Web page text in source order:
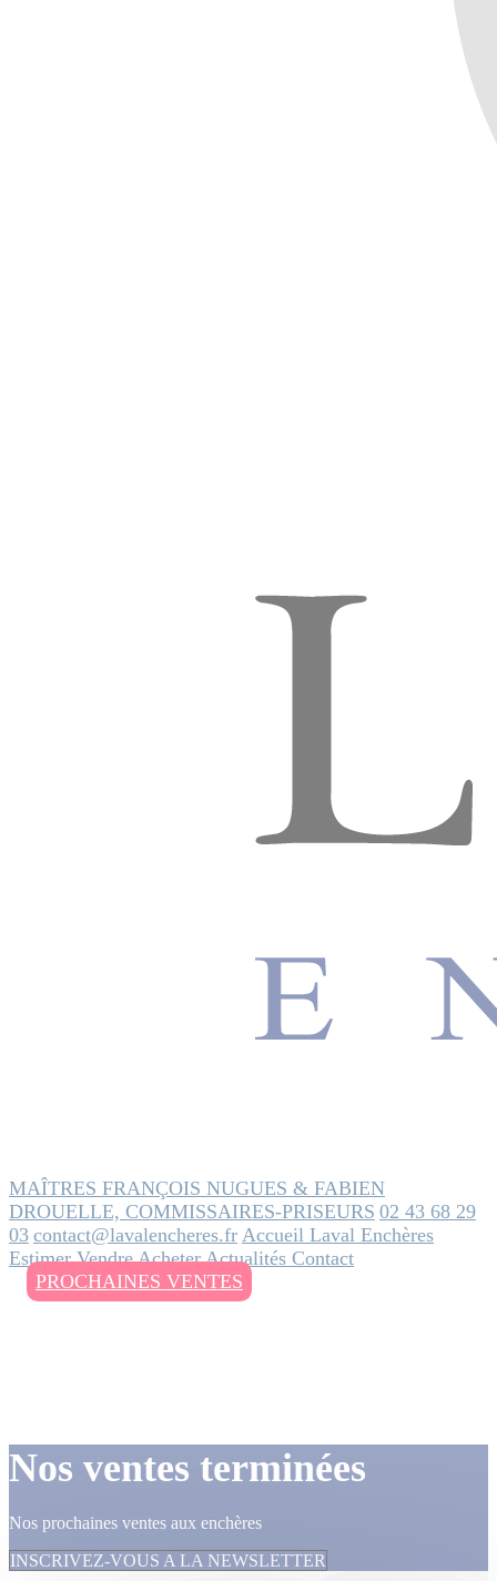
MAÎTRES FRANÇOIS NUGUES & FABIEN
DROUELLE, COMMISSAIRES-PRISEURS 02 43 68 29
03 contact@lavalencheres.fr Accueil Laval Enchères
EstimerVendreAcheterActualités Contact
PROCHAINES VENTES
Nos ventes terminées
Nos prochaines ventes aux enchères
INSCRIVEZ-VOUS A LA NEWSLETTER